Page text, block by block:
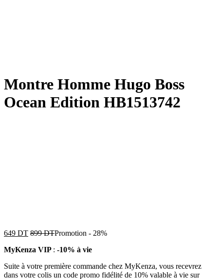
Montre Homme Hugo Boss
Ocean Edition HB1513742
649 DT 899DTPromotion - 28%
MyKenza VIP : -10% à vie
Suite à votre première commande chez MyKenza, vous recevrez
dans votre colis un code promo fidélité de 10% valable à vie sur